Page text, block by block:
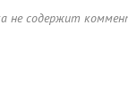
не содержит